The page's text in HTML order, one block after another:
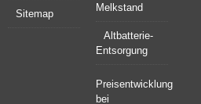
Sitemap
Melkstand
Altbatterie-
Entsorgung
Preisentwicklung
bei